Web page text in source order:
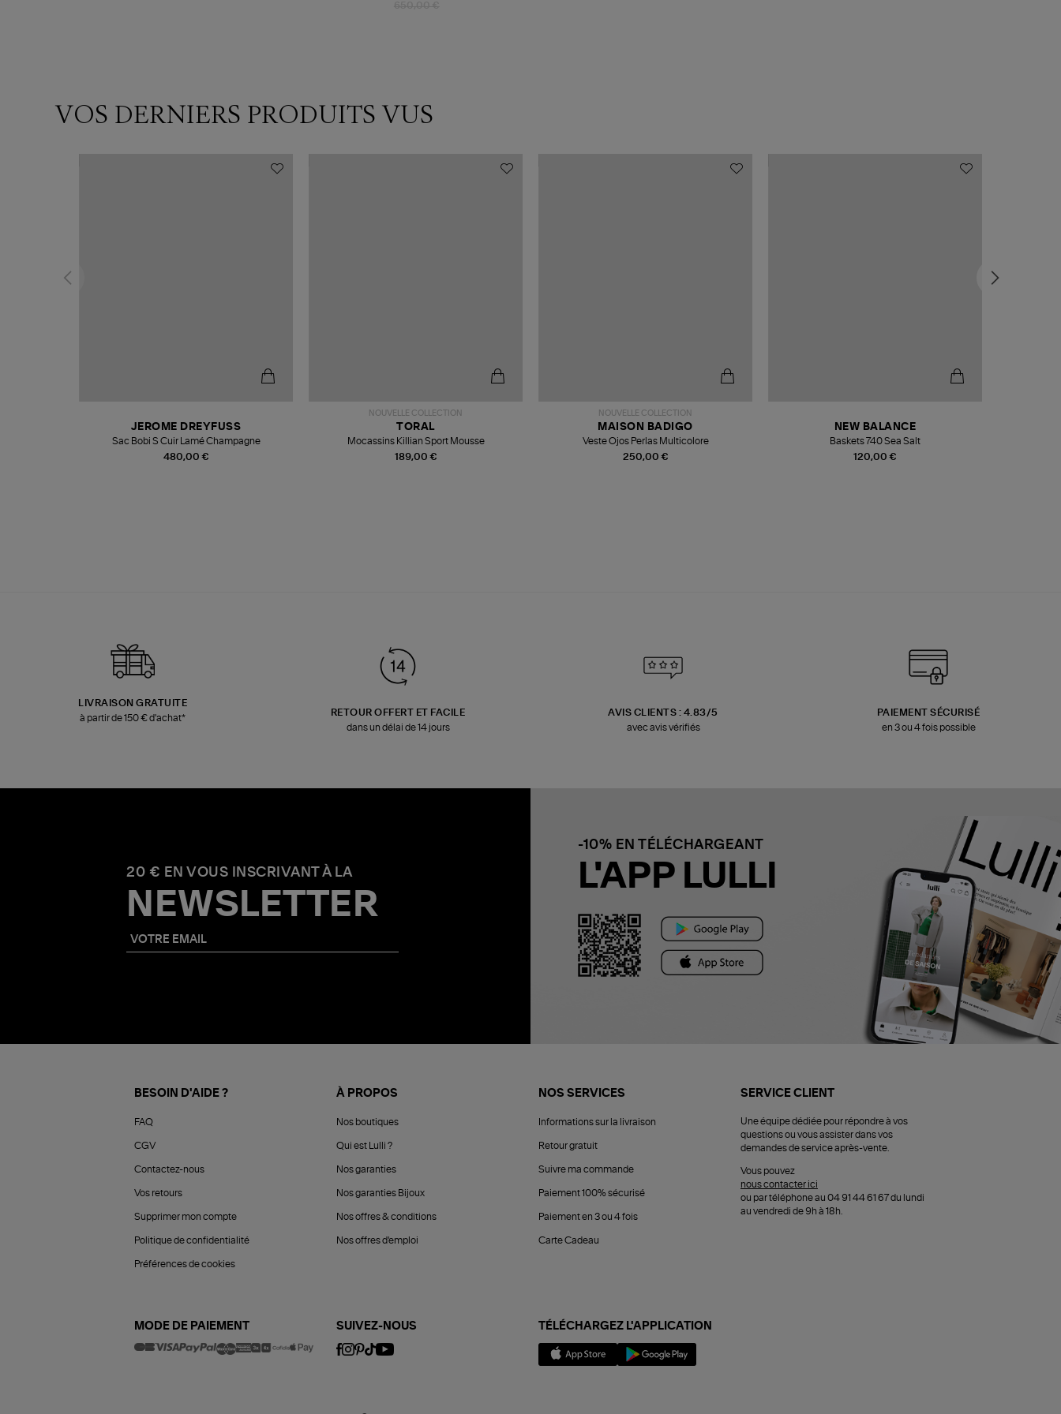
VOS DERNIERS PRODUITS VUS
480,00 €
JEROME DREYFUSS
Sac Bobi S Cuir Lamé Champagne
NOUVELLE COLLECTION
189,00 €
TORAL
Mocassins Killian Sport Mousse
NOUVELLE COLLECTION
250,00 €
MAISON BADIGO
Veste Ojos Perlas Multicolore
120,00 €
NEW BALANCE
Baskets 740 Sea Salt
LIVRAISON GRATUITE
à partir de 150 € d'achat*
RETOUR OFFERT ET FACILE
dans un délai de 14 jours
AVIS CLIENTS : 4.83/5
avec avis vérifiés
PAIEMENT SÉCURISÉ
en 3 ou 4 fois possible
20 € EN VOUS INSCRIVANT À LA
NEWSLETTER
-10% EN TÉLÉCHARGEANT
L'APP LULLI
BESOIN D'AIDE ?
FAQ
CGV
Contactez-nous
Vos retours
Supprimer mon compte
Politique de confidentialité
Préférences de cookies
À PROPOS
Nos boutiques
Qui est Lulli ?
Nos garanties
Nos garanties Bijoux
Nos offres & conditions
Nos offres d'emploi
NOS SERVICES
Informations sur la livraison
Retour gratuit
Suivre ma commande
Paiement 100% sécurisé
Paiement en 3 ou 4 fois
Carte Cadeau
SERVICE CLIENT
Une équipe dédiée pour répondre à vos
questions ou vous assister dans vos
demandes de service après-vente.
Vous pouvez
nous contacter ici
ou par téléphone au 04 91 44 61 67 du lundi
au vendredi de 9h à 18h.
MODE DE PAIEMENT SUIVEZ-NOUS TÉLÉCHARGEZ L'APPLICATION